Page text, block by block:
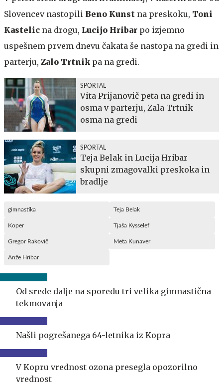
Slovencev nastopili Beno Kunst na preskoku, Toni
Kastelic na drogu, Lucijo Hribar po izjemno
uspešnem prvem dnevu čakata še nastopa na gredi in
parterju, Zalo Trtnik pa na gredi.
SPORTAL
Vita Prijanovič peta na gredi in
osma v parterju, Zala Trtnik
osma na gredi
SPORTAL
Teja Belak in Lucija Hribar
skupni zmagovalki preskoka in
bradlje
gimnastika Teja Belak
Koper Tjaša Kysselef
Gregor Rakovič Meta Kunaver
Anže Hribar
Od srede dalje na sporedu tri velika gimnastična
tekmovanja
Našli pogrešanega 64-letnika iz Kopra
V Kopru vrednost ozona presegla opozorilno
vrednost